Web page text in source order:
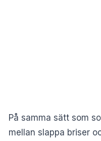
På samma sätt som
mellan slappa briser